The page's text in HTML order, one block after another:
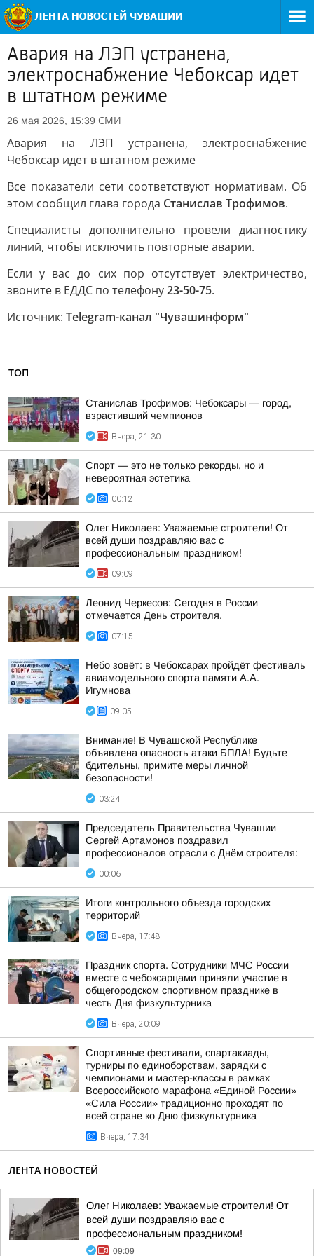
Авария на ЛЭП устранена,
электроснабжение Чебоксар идет
в штатном режиме
26 мая 2026, 15:39 СМИ
Авария на ЛЭП устранена, электроснабжение
Чебоксар идет в штатном режиме
Все показатели сети соответствуют нормативам. Об
этом сообщил глава города Станислав Трофимов.
Специалисты дополнительно провели диагностику
линий, чтобы исключить повторные аварии.
Если у вас до сих пор отсутствует электричество,
звоните в ЕДДС по телефону23-50-75.
Источник: Telegram-канал "Чувашинформ"
ТОП
Станислав Трофимов: Чебоксары — город,
взрастивший чемпионов
Вчера, 21:30
Спорт — это не только рекорды, но и
невероятная эстетика
00:12
Олег Николаев: Уважаемые строители! От
всей души поздравляю вас с
профессиональным праздником!
09:09
Леонид Черкесов: Сегодня в России
отмечается День строителя.
07:15
Небо зовёт: в Чебоксарах пройдёт фестиваль
авиамодельного спорта памяти А.А.
Игумнова
09:05
Внимание! В Чувашской Республике
объявлена опасность атаки БПЛА! Будьте
бдительны, примите меры личной
безопасности!
03:24
Председатель Правительства Чувашии
Сергей Артамонов поздравил
профессионалов отрасли с Днём строителя:
00:06
Итоги контрольного объезда городских
территорий
Вчера, 17:48
Праздник спорта. Сотрудники МЧС России
вместе с чебоксарцами приняли участие в
общегородском спортивном празднике в
честь Дня физкультурника
Вчера, 20:09
Спортивные фестивали, спартакиады,
турниры по единоборствам, зарядки с
чемпионами и мастер-классы в рамках
Всероссийского марафона «Единой России»
«Сила России» традиционно проходят по
всей стране ко Дню физкультурника
Вчера, 17:34
ЛЕНТА НОВОСТЕЙ
Олег Николаев: Уважаемые строители! От
всей души поздравляю вас с
профессиональным праздником!
09:09